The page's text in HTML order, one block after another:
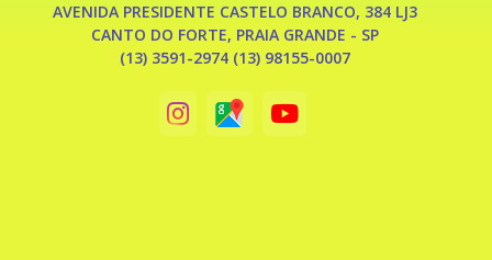
AVENIDA PRESIDENTE CASTELO BRANCO, 384 LJ3
CANTO DO FORTE, PRAIA GRANDE - SP
(13) 3591-2974 (13) 98155-0007